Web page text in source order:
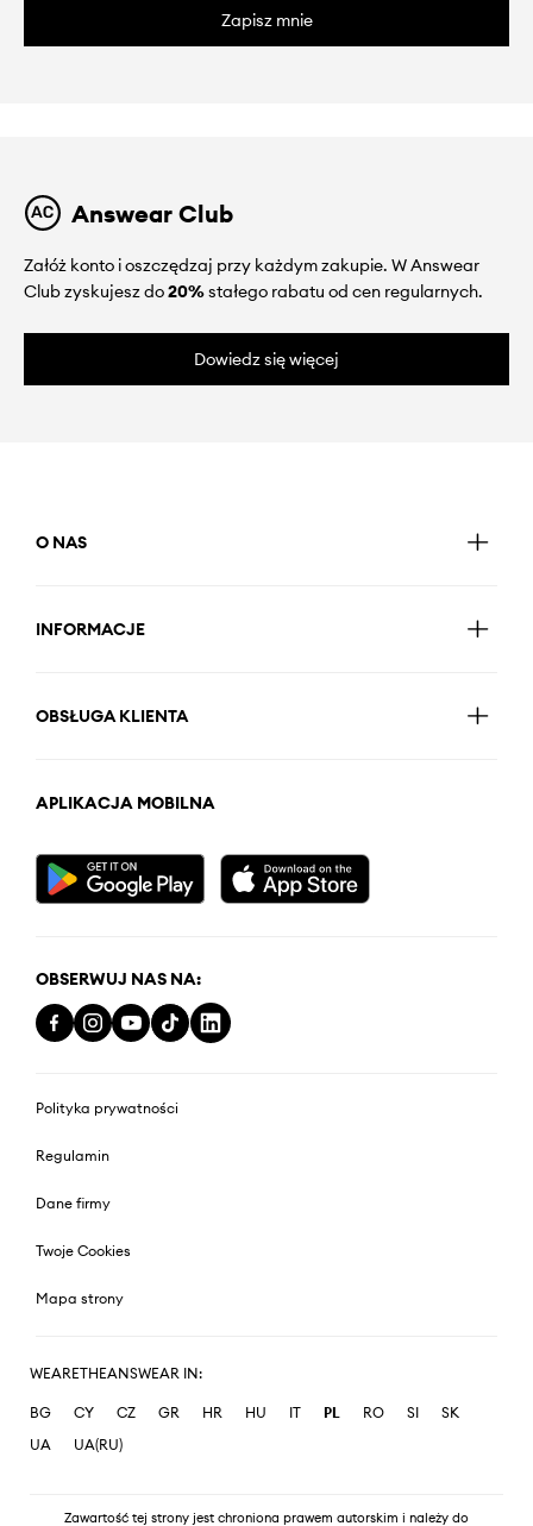
Zapisz mnie
Answear Club
Załóż konto i oszczędzaj przy każdym zakupie. W Answear
Club zyskujesz do20%stałego rabatu od cen regularnych.
Dowiedz się więcej
O NAS
INFORMACJE
OBSŁUGA KLIENTA
APLIKACJA MOBILNA
OBSERWUJ NAS NA:
Polityka prywatności
Regulamin
Dane firmy
Twoje Cookies
Mapa strony
WEARETHEANSWEAR IN:
BG CY CZ GR HR HU IT PL RO SI
SK
UA
UA(RU)
Zawartość tej strony jest chroniona prawem autorskim i należy do